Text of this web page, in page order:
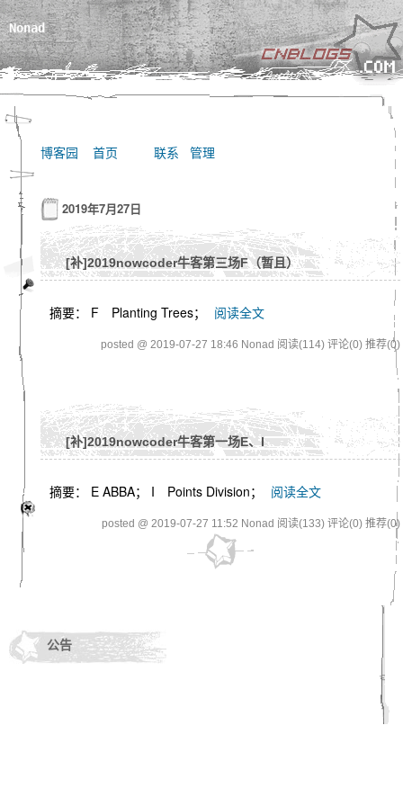
Nonad
博客园 首页 联系 管理
2019年7月27日
[补]2019nowcoder牛客第三场F（暂且）
摘要： F Planting Trees； 阅读全文
posted @ 2019-07-27 18:46 Nonad 阅读(114) 评论(0) 推荐(0)
[补]2019nowcoder牛客第一场E、I
摘要： E ABBA； I Points Division； 阅读全文
posted @ 2019-07-27 11:52 Nonad 阅读(133) 评论(0) 推荐(0)
公告